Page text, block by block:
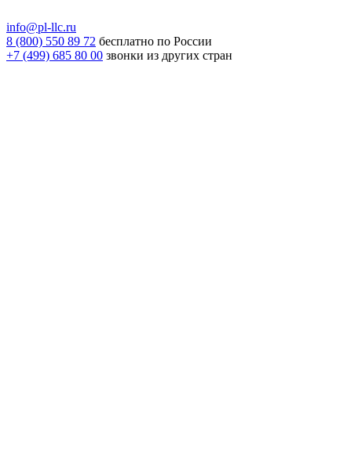
info@pl-llc.ru
8 (800) 550 89 72 бесплатно по России
+7 (499) 685 80 00 звонки из других стран